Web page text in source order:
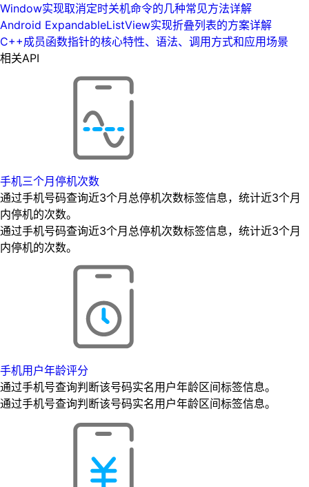
Window实现取消定时关机命令的几种常见方法详解
Android ExpandableListView实现折叠列表的方案详解
C++成员函数指针的核心特性、语法、调用方式和应用场景
相关API
手机三个月停机次数
通过手机号码查询近3个月总停机次数标签信息，统计近3个月
内停机的次数。
通过手机号码查询近3个月总停机次数标签信息，统计近3个月
内停机的次数。
手机用户年龄评分
通过手机号查询判断该号码实名用户年龄区间标签信息。
通过手机号查询判断该号码实名用户年龄区间标签信息。